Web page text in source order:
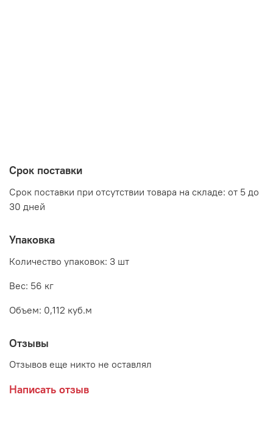
Мебельная фабрика МЕБЕЛЬСОН (MEBELSON)
Срок поставки
Срок поставки при отсутствии товара на складе: от 5 до
30 дней
Упаковка
Количество упаковок: 3 шт
Вес: 56 кг
Объем: 0,112 куб.м
Отзывы
Отзывов еще никто не оставлял
Написать отзыв